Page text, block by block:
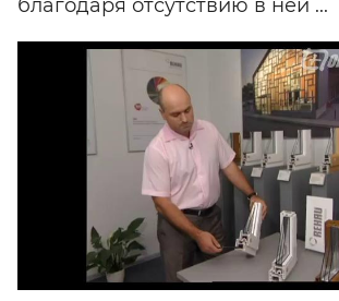
благодаря отсутствию в ней ...